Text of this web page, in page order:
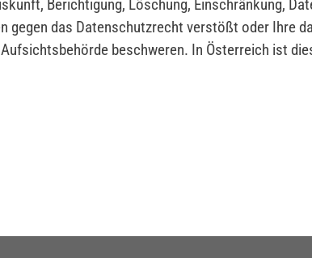
Berichtigung, Löschung, Einschränkung,
gegen das Datenschutzrecht verstößt oder Ihre
beschweren. In Österreich ist